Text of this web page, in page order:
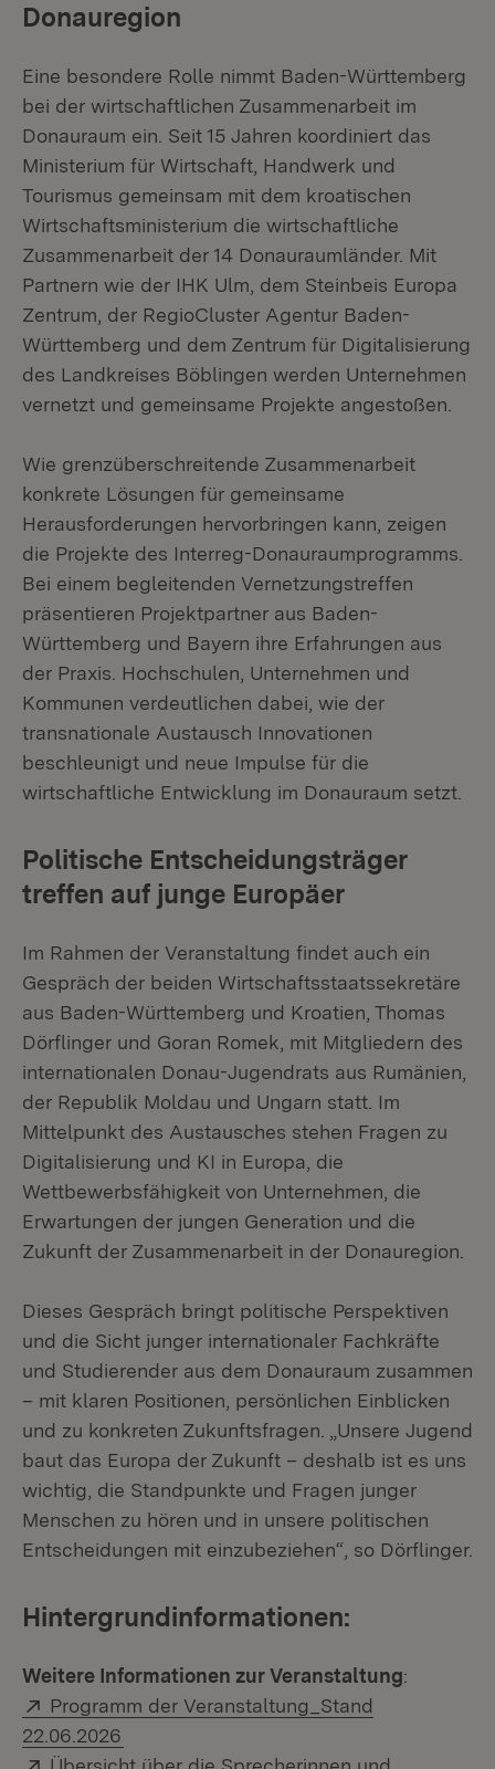
Donauregion
Eine besondere Rolle nimmt Baden-Württemberg
bei der wirtschaftlichen Zusammenarbeit im
Donauraum ein. Seit 15 Jahren koordiniert das
Ministerium für Wirtschaft, Handwerk und
Tourismus gemeinsam mit dem kroatischen
Wirtschaftsministerium die wirtschaftliche
Zusammenarbeit der 14 Donauraumländer. Mit
Partnern wie der IHK Ulm, dem Steinbeis Europa
Zentrum, der RegioCluster Agentur Baden-
Württemberg und dem Zentrum für Digitalisierung
des Landkreises Böblingen werden Unternehmen
vernetzt und gemeinsame Projekte angestoßen.
Wie grenzüberschreitende Zusammenarbeit
konkrete Lösungen für gemeinsame
Herausforderungen hervorbringen kann, zeigen
die Projekte des Interreg-Donauraumprogramms.
Bei einem begleitenden Vernetzungstreffen
präsentieren Projektpartner aus Baden-
Württemberg und Bayern ihre Erfahrungen aus
der Praxis. Hochschulen, Unternehmen und
Kommunen verdeutlichen dabei, wie der
transnationale Austausch Innovationen
beschleunigt und neue Impulse für die
wirtschaftliche Entwicklung im Donauraum setzt.
Politische Entscheidungsträger
treffen auf junge Europäer
Im Rahmen der Veranstaltung findet auch ein
Gespräch der beiden Wirtschaftsstaatssekretäre
aus Baden-Württemberg und Kroatien, Thomas
Dörflinger und Goran Romek, mit Mitgliedern des
internationalen Donau-Jugendrats aus Rumänien,
der Republik Moldau und Ungarn statt. Im
Mittelpunkt des Austausches stehen Fragen zu
Digitalisierung und KI in Europa, die
Wettbewerbsfähigkeit von Unternehmen, die
Erwartungen der jungen Generation und die
Zukunft der Zusammenarbeit in der Donauregion.
Dieses Gespräch bringt politische Perspektiven
und die Sicht junger internationaler Fachkräfte
und Studierender aus dem Donauraum zusammen
– mit klaren Positionen, persönlichen Einblicken
und zu konkreten Zukunftsfragen. „Unsere Jugend
baut das Europa der Zukunft – deshalb ist es uns
wichtig, die Standpunkte und Fragen junger
Menschen zu hören und in unsere politischen
Entscheidungen mit einzubeziehen“, so Dörflinger.
Hintergrundinformationen:
Weitere Informationen zur Veranstaltung:
Extern:
Programm der Veranstaltung_Stand
22.06.2026
Extern: